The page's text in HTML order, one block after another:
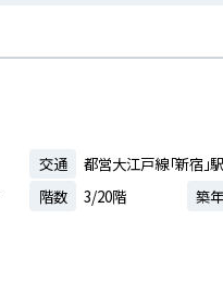
交通
都営大江戸線「新宿」
階数 3/20階 築